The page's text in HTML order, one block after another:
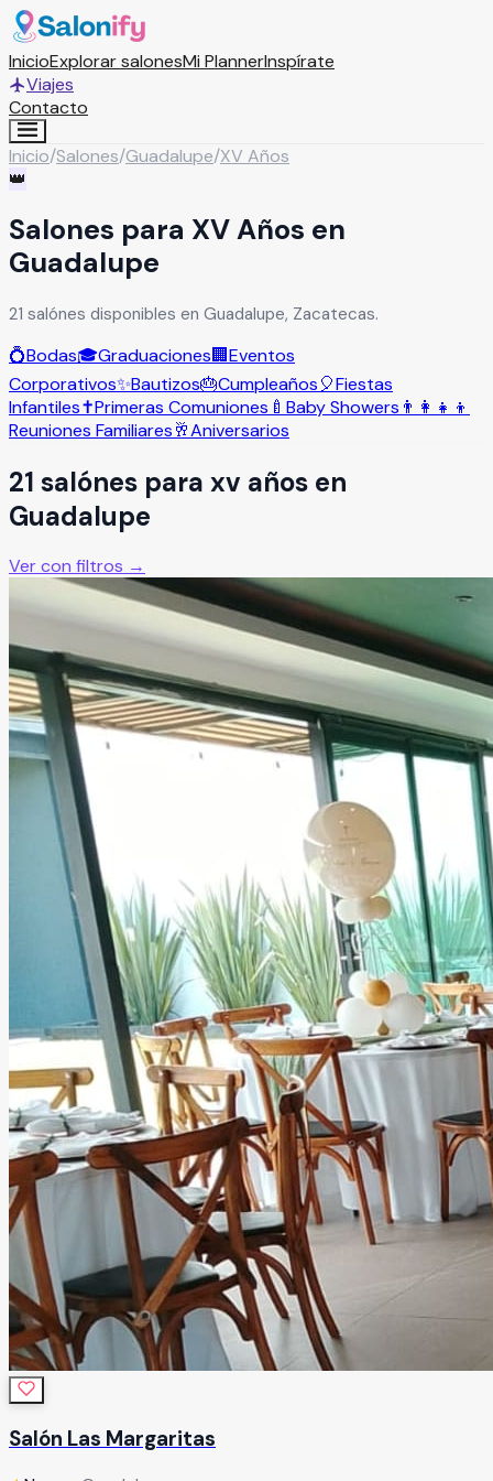
InicioExplorar salonesMi PlannerInspírate
Viajes
Contacto
Inicio/Salones/Guadalupe/XV Años
👑
Salones para XV Años en
Guadalupe
21 salónes disponibles en Guadalupe, Zacatecas.
💍Bodas🎓Graduaciones🏢Eventos
Corporativos✨Bautizos🎂Cumpleaños🎈Fiestas
Infantiles✝️Primeras Comuniones 🍼 Baby Showers 👨‍👩‍👧‍👦
Reuniones Familiares🥂Aniversarios
21 salónes para xv años en
Guadalupe
Ver con filtros →
Salón Las Margaritas